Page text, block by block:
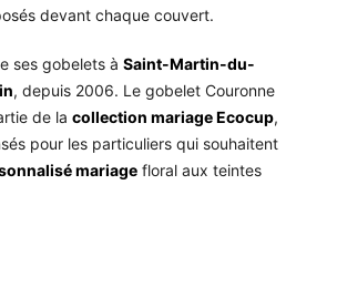
devant chaque couvert.
ses gobelets à Saint-Martin-du-
, depuis 2006. Le gobelet Couronne
de la collection mariage Ecocup,
pour les particuliers qui souhaitent
mariage floral aux teintes